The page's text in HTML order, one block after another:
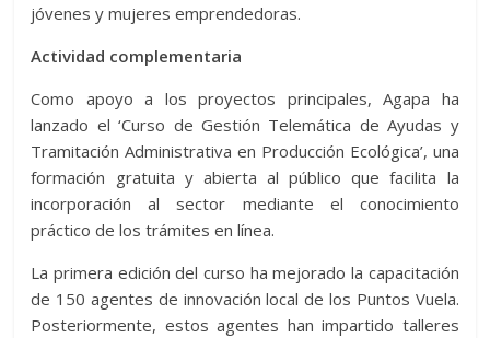
jóvenes y mujeres emprendedoras.
Actividad complementaria
Como apoyo a los proyectos principales, Agapa ha
lanzado el ‘Curso de Gestión Telemática de Ayudas y
Tramitación Administrativa en Producción Ecológica’, una
formación gratuita y abierta al público que facilita la
incorporación al sector mediante el conocimiento
práctico de los trámites en línea.
La primera edición del curso ha mejorado la capacitación
de 150 agentes de innovación local de los Puntos Vuela.
Posteriormente, estos agentes han impartido talleres